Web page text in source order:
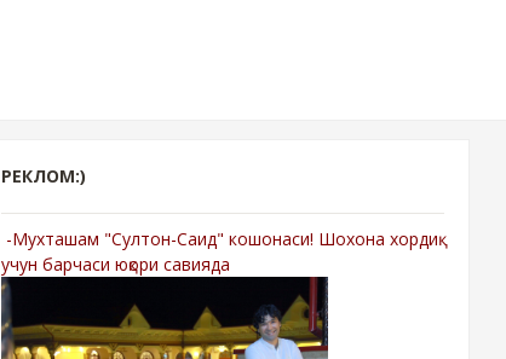
РЕКЛОМ:)
-Мухташам "Султон-Саид" кошонаси! Шохона хордиқ
учун барчаси юқори савияда